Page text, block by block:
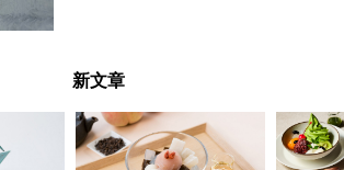
新文章